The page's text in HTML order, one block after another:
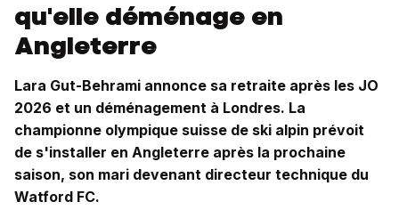
qu'elle déménage en
Angleterre
Lara Gut-Behrami annonce sa retraite après les JO
2026 et un déménagement à Londres. La
championne olympique suisse de ski alpin prévoit
de s'installer en Angleterre après la prochaine
saison, son mari devenant directeur technique du
Watford FC.